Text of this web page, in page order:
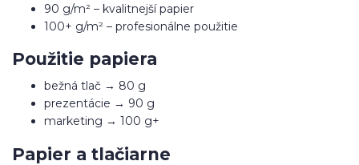
90 g/m² – kvalitnejší papier
100+ g/m² – profesionálne použitie
Použitie papiera
bežná tlač → 80 g
prezentácie → 90 g
marketing → 100 g+
Papier a tlačiarne